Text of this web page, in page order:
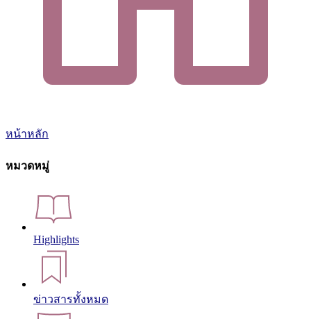
หน้าหลัก
หมวดหมู่
Highlights
ข่าวสารทั้งหมด